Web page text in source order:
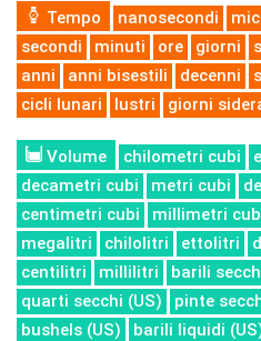
Tempo nanosecondi
secondi
minuti ore giorni
anni
anni bisestili decenni
cicli lunari
lustri giorni
Volume chilometri cubi
decametri cubi
metri cubi
centimetri cubi
millimetri
megalitri
chilolitri ettolitri
centilitri
millilitri barili
quarti secchi (US)
pinte
bushels (US)
barili liquidi